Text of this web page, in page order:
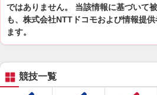
ではありません。 当該情報に基づいて
も、株式会社NTTドコモおよび情報提
ます。
競技一覧